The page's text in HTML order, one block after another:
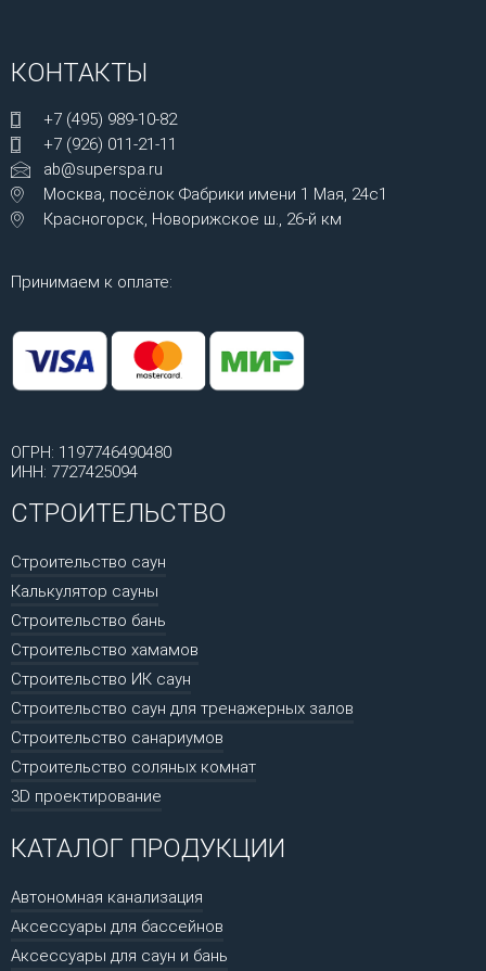
КОНТАКТЫ
+7 (495) 989-10-82
+7 (926) 011-21-11
ab@superspa.ru
Москва, посёлок Фабрики имени 1 Мая, 24с1
Красногорск, Новорижское ш., 26-й км
Принимаем к оплате:
ОГРН: 1197746490480
ИНН: 7727425094
СТРОИТЕЛЬСТВО
Строительство саун
Калькулятор сауны
Строительство бань
Строительство хамамов
Строительство ИК саун
Строительство саун для тренажерных залов
Строительство санариумов
Строительство соляных комнат
3D проектирование
КАТАЛОГ ПРОДУКЦИИ
Автономная канализация
Аксессуары для бассейнов
Аксессуары для саун и бань